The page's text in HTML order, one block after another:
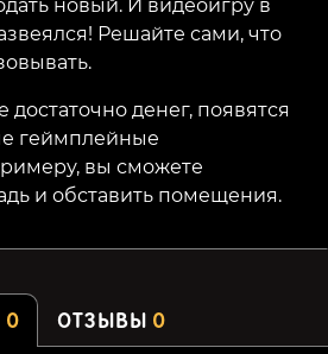
новый. И видеоигру в
Решайте сами, что
достаточно денег, появятся
геймплейные
вы сможете
и обставить помещения.
0 ОТЗЫВЫ 0